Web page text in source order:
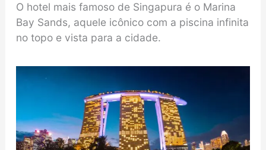
O hotel mais famoso de Singapura é o Marina
Bay Sands, aquele icônico com a piscina infinita
no topo e vista para a cidade.